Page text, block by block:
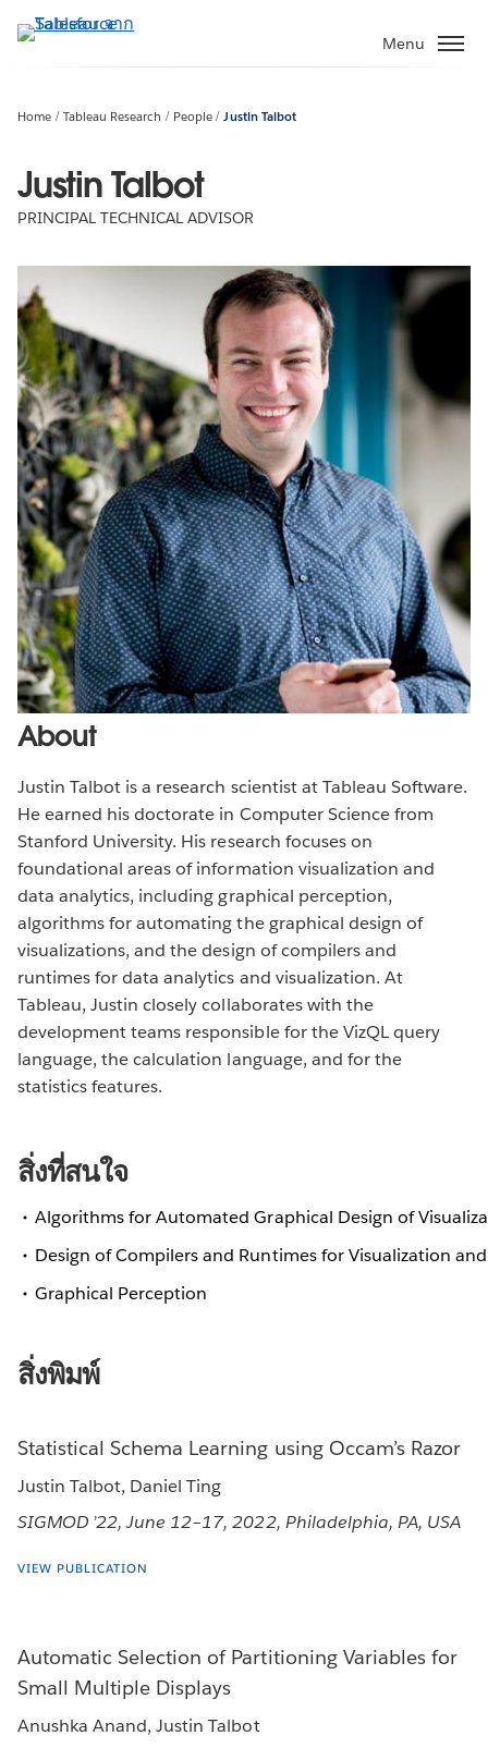
ไป
หลัก
Menu
Home Tableau Research People Justin Talbot
Justin Talbot
PRINCIPAL TECHNICAL ADVISOR
About
Justin Talbot is a research scientist at Tableau Software.
He earned his doctorate in Computer Science from
Stanford University. His research focuses on
foundational areas of information visualization and
data analytics, including graphical perception,
algorithms for automating the graphical design of
visualizations, and the design of compilers and
runtimes for data analytics and visualization. At
Tableau, Justin closely collaborates with the
development teams responsible for the VizQL query
language, the calculation language, and for the
statistics features.
สิ่งที่สนใจ
Algorithms for Automated Graphical Design of
Design of Compilers and Runtimes for Visualization
Graphical Perception
สิ่งพิมพ์
Statistical Schema Learning using Occam’s Razor
Justin Talbot, Daniel Ting
SIGMOD ’22, June 12–17, 2022, Philadelphia, PA, USA
VIEW PUBLICATION
Automatic Selection of Partitioning Variables for
Small Multiple Displays
Anushka Anand, Justin Talbot